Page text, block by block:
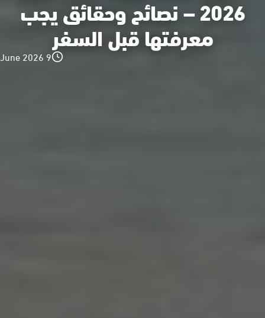
2026 – نصائح وحقائق يجب
معرفتها قبل السفر
9 June 2026